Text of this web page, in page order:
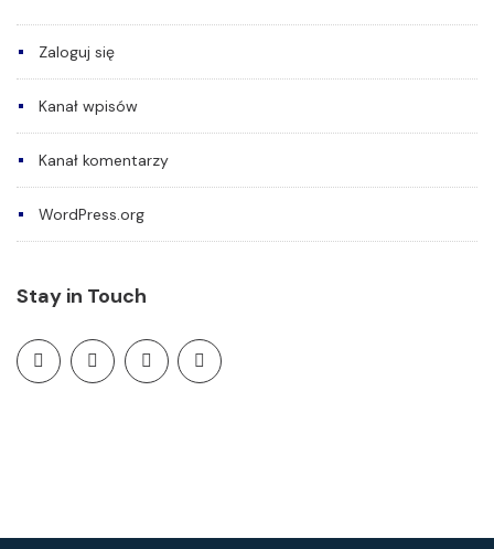
Zaloguj się
Kanał wpisów
Kanał komentarzy
WordPress.org
Stay in Touch